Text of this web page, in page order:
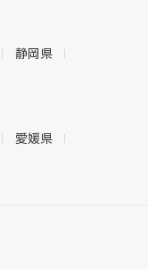
静岡県
愛媛県